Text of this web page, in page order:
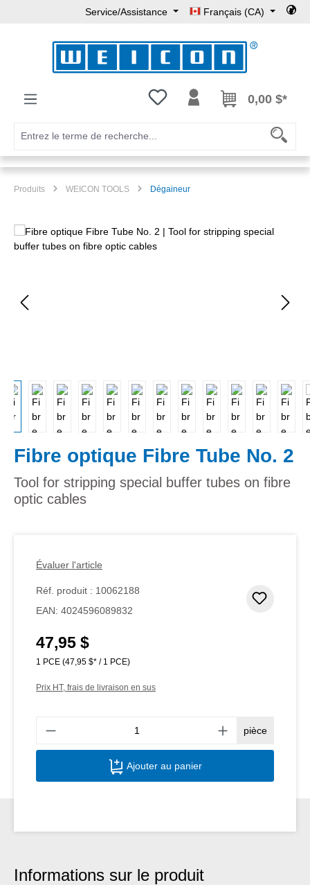
Passer au contenu principal
Service/Assistance Français (CA)
Vous avez 0 articles dans votre
0,00 $*
Produits WEICON TOOLS Dégaineur
Ignorer la galerie d'images
Fibre optique Fibre Tube No. 2
Tool for stripping special buffer tubes on fibre
optic cables
Évaluer l'article
Réf. produit : 10062188
EAN: 4024596089832
Prix régulier :
47,95 $
1 PCE (47,95 $* / 1 PCE)
Prix HT, frais de livraison en sus
pièce
Ajouter au panier
Informations sur le produit